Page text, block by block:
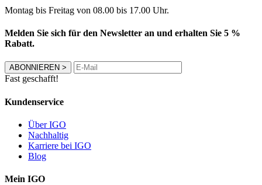
Montag bis Freitag von 08.00 bis 17.00 Uhr.
Melden Sie sich für den Newsletter an und erhalten Sie 5 %
Rabatt.
ABONNIEREN >
Fast geschafft!
Kundenservice
Über IGO
Nachhaltig
Karriere bei IGO
Blog
Mein IGO